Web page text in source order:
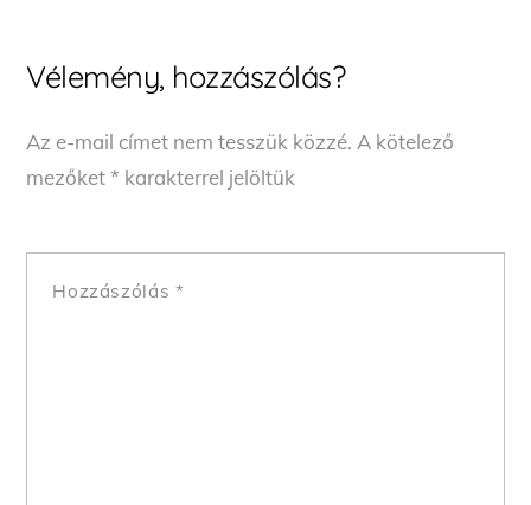
Vélemény, hozzászólás?
Az e-mail címet nem tesszük közzé. A kötelező
mezőket* karakterrel jelöltük
Hozzászólás *